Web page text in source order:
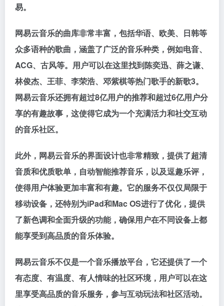
易。
网易云音乐的曲库非常丰富，包括华语、欧美、日韩等
众多语种的歌曲，涵盖了广泛的音乐种类，例如电音、
ACG、古风等。用户可以在这里找到陈奕迅、薛之谦、
林俊杰、王菲、李荣浩、邓紫棋等热门歌手的新歌3。
网易云音乐还拥有超过8亿用户的推荐和超过6亿用户分
享的有趣故事，这使得它成为一个充满活力和社交互动
的音乐社区。
此外，网易云音乐的界面设计也非常精致，提供了超清
音质和优质歌单，自动智能推荐音乐，以及逗趣乐评，
使得用户体验更加丰富和有趣。它的服务不仅仅局限于
移动设备，还特别为iPad和Mac OS进行了优化，提供
了新色调和全面升级的功能，确保用户在不同设备上都
能享受到高品质的音乐体验。
网易云音乐不仅是一个音乐播放平台，它还提供了一个
有态度、有温度、有人情味的社区环境，用户可以在这
里享受高品质的音乐服务，参与互动玩法和社区活动。